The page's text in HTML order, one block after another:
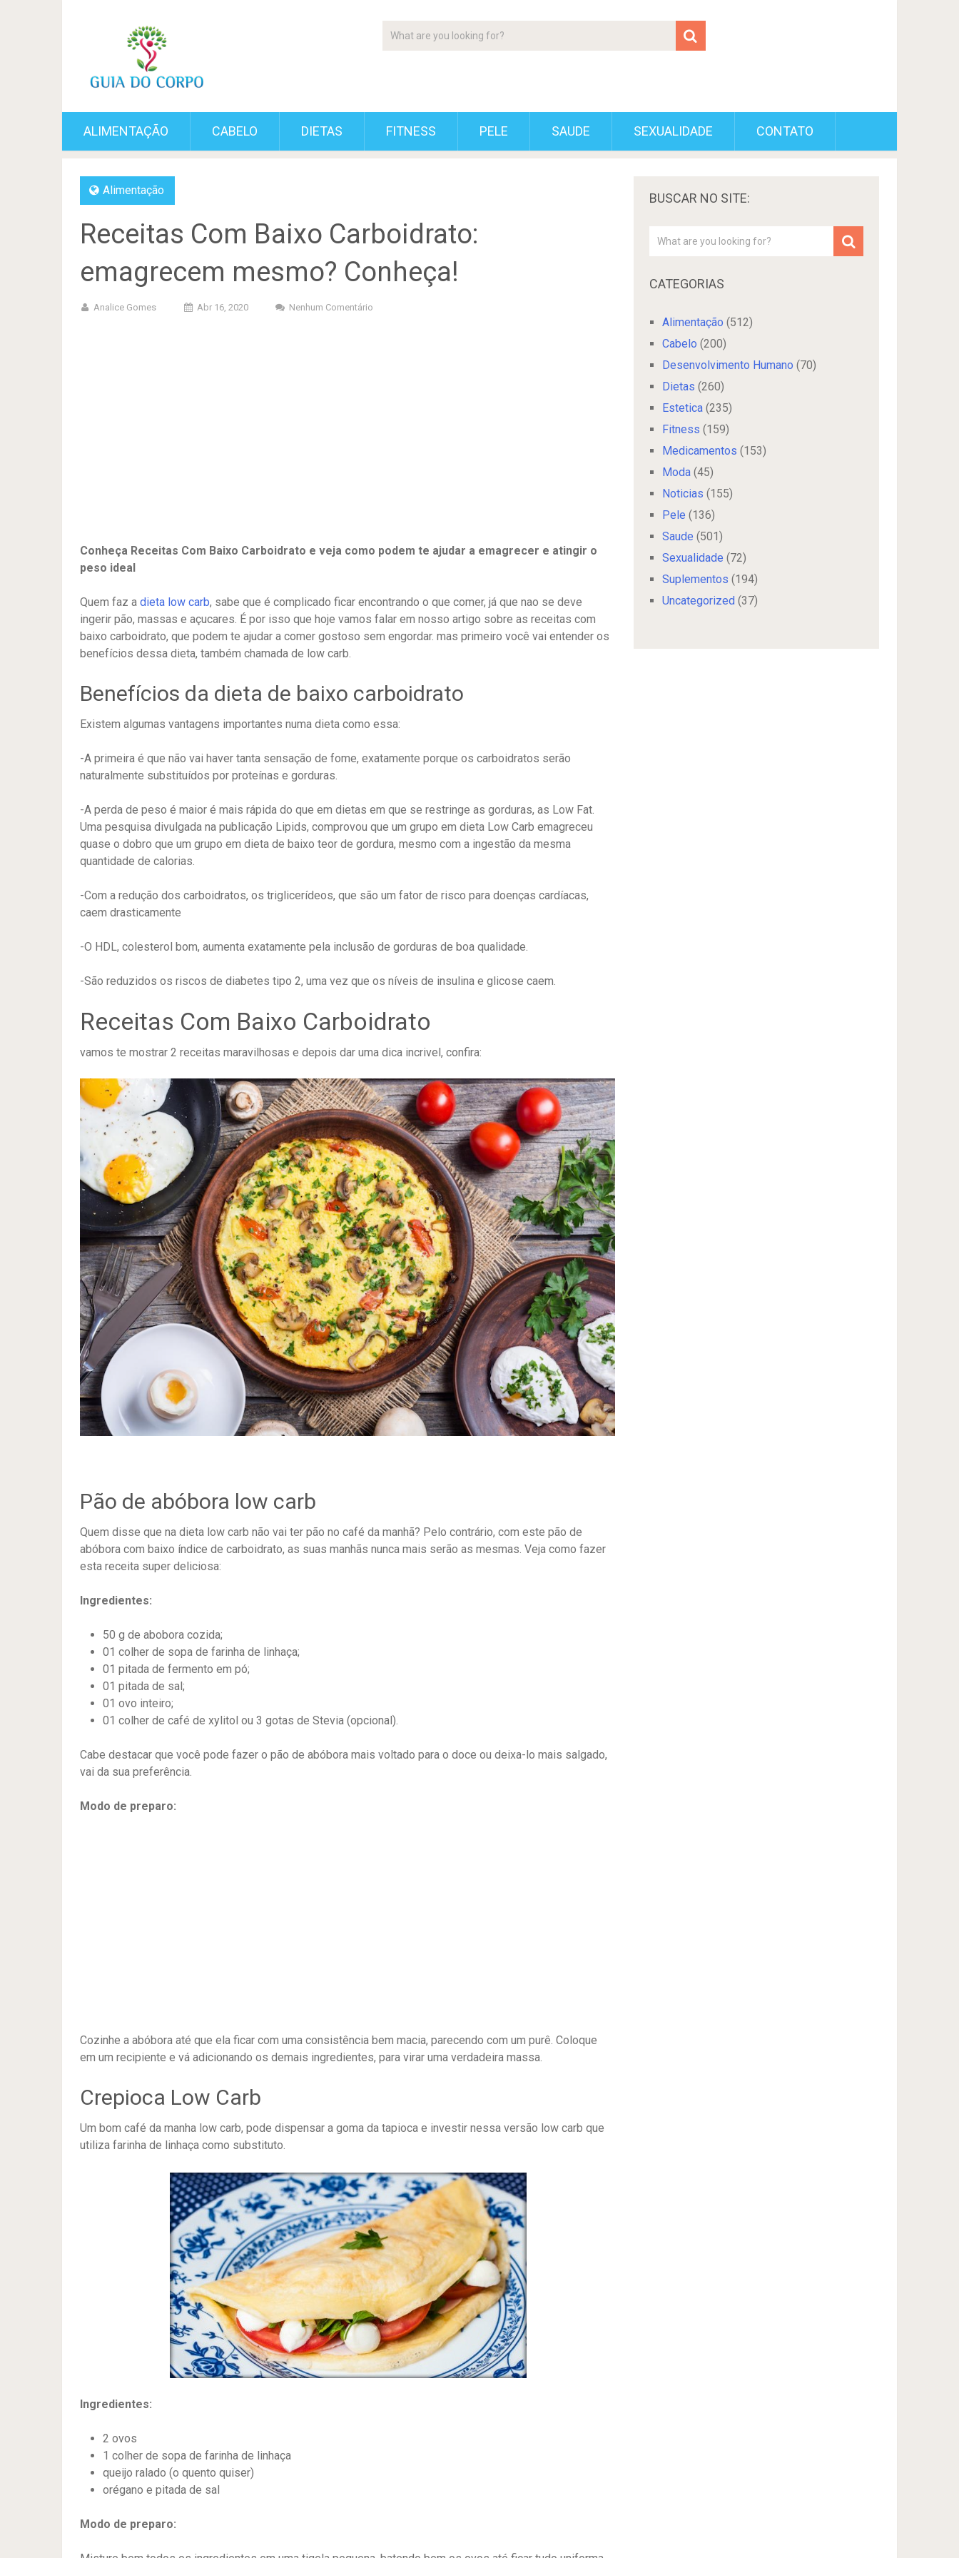
ALIMENTAÇÃO CABELO DIETAS FITNESS PELE SAUDE SEXUALIDADE CONTATO
Alimentação
Receitas Com Baixo Carboidrato:
emagrecem mesmo? Conheça!
Analice Gomes Abr 16, 2020 Nenhum Comentário
Conheça Receitas Com Baixo Carboidrato e veja como podem te ajudar a emagrecer e atingir o
peso ideal
Quem faz a dieta low carb, sabe que é complicado ficar encontrando o que comer, já que nao se deve
ingerir pão, massas e açucares. É por isso que hoje vamos falar em nosso artigo sobre as receitas com
baixo carboidrato, que podem te ajudar a comer gostoso sem engordar. mas primeiro você vai entender os
benefícios dessa dieta, também chamada de low carb.
Benefícios da dieta de baixo carboidrato
Existem algumas vantagens importantes numa dieta como essa:
-A primeira é que não vai haver tanta sensação de fome, exatamente porque os carboidratos serão
naturalmente substituídos por proteínas e gorduras.
-A perda de peso é maior é mais rápida do que em dietas em que se restringe as gorduras, as Low Fat.
Uma pesquisa divulgada na publicação Lipids, comprovou que um grupo em dieta Low Carb emagreceu
quase o dobro que um grupo em dieta de baixo teor de gordura, mesmo com a ingestão da mesma
quantidade de calorias.
-Com a redução dos carboidratos, os triglicerídeos, que são um fator de risco para doenças cardíacas,
caem drasticamente
-O HDL, colesterol bom, aumenta exatamente pela inclusão de gorduras de boa qualidade.
-São reduzidos os riscos de diabetes tipo 2, uma vez que os níveis de insulina e glicose caem.
Receitas Com Baixo Carboidrato
vamos te mostrar 2 receitas maravilhosas e depois dar uma dica incrivel, confira:
Pão de abóbora low carb
Quem disse que na dieta low carb não vai ter pão no café da manhã? Pelo contrário, com este pão de
abóbora com baixo índice de carboidrato, as suas manhãs nunca mais serão as mesmas. Veja como fazer
esta receita super deliciosa:
Ingredientes:
50 g de abobora cozida;
01 colher de sopa de farinha de linhaça;
01 pitada de fermento em pó;
01 pitada de sal;
01 ovo inteiro;
01 colher de café de xylitol ou 3 gotas de Stevia (opcional).
Cabe destacar que você pode fazer o pão de abóbora mais voltado para o doce ou deixa-lo mais salgado,
vai da sua preferência.
Modo de preparo:
Cozinhe a abóbora até que ela ficar com uma consistência bem macia, parecendo com um purê. Coloque
em um recipiente e vá adicionando os demais ingredientes, para virar uma verdadeira massa.
Crepioca Low Carb
Um bom café da manha low carb, pode dispensar a goma da tapioca e investir nessa versão low carb que
utiliza farinha de linhaça como substituto.
Ingredientes:
2 ovos
1 colher de sopa de farinha de linhaça
queijo ralado (o quento quiser)
orégano e pitada de sal
Modo de preparo:
BUSCAR NO SITE:
CATEGORIAS
Alimentação (512)
Cabelo (200)
Desenvolvimento Humano (70)
Dietas (260)
Estetica (235)
Fitness (159)
Medicamentos (153)
Moda (45)
Noticias (155)
Pele (136)
Saude (501)
Sexualidade (72)
Suplementos (194)
Uncategorized (37)